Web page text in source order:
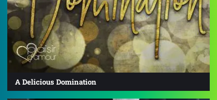
A Delicious Domination